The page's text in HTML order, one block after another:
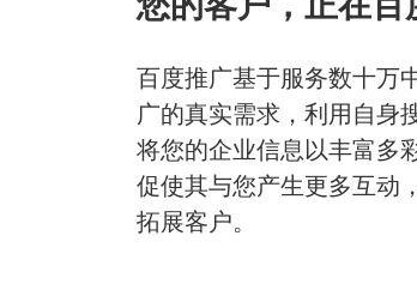
百度推广基于服务数十万
广的真实需求，利用自身
将您的企业信息以丰富多
促使其与您产生更多互动
拓展客户。